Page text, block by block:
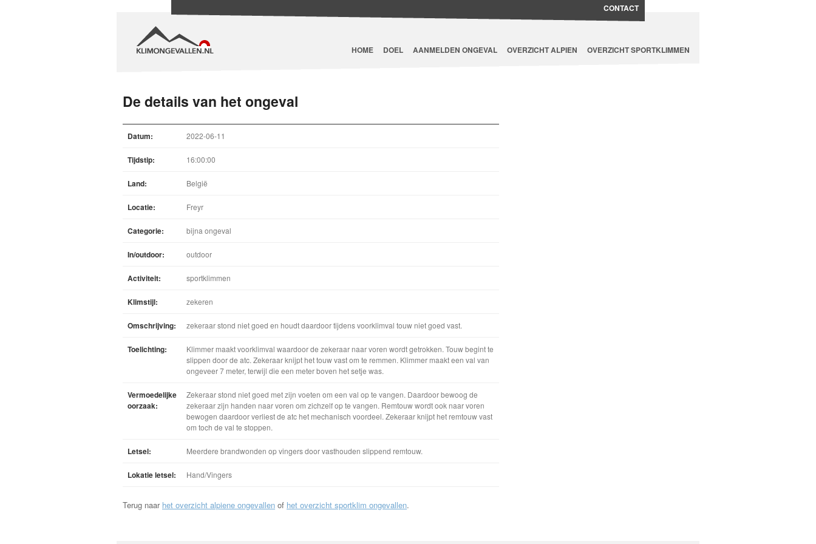
HOME DOEL AANMELDEN ONGEVAL OVERZICHT ALPIEN OVERZICHT SPORTKLIMMEN
CONTACT
De details van het ongeval
Datum: 2022-06-11
Tijdstip: 16:00:00
Land: België
Locatie: Freyr
Categorie: bijna ongeval
In/outdoor: outdoor
Activiteit: sportklimmen
Klimstijl: zekeren
Omschrijving: zekeraar stond niet goed en houdt daardoor tijdens voorklimval touw niet goed vast.
Toelichting:
Klimmer maakt voorklimval waardoor de zekeraar naar voren wordt getrokken. Touw begint te
slippen door de atc. Zekeraar knijpt het touw vast om te remmen. Klimmer maakt een val van
ongeveer 7 meter, terwijl die een meter boven het setje was.
Vermoedelijke
oorzaak:
Zekeraar stond niet goed met zijn voeten om een val op te vangen. Daardoor bewoog de
zekeraar zijn handen naar voren om zichzelf op te vangen. Remtouw wordt ook naar voren
bewogen daardoor verliest de atc het mechanisch voordeel. Zekeraar knijpt het remtouw vast
om toch de val te stoppen.
Letsel: Meerdere brandwonden op vingers door vasthouden slippend remtouw.
Lokatie letsel: Hand/Vingers
Terug naar het overzicht alpiene ongevallen of het overzicht sportklim ongevallen.